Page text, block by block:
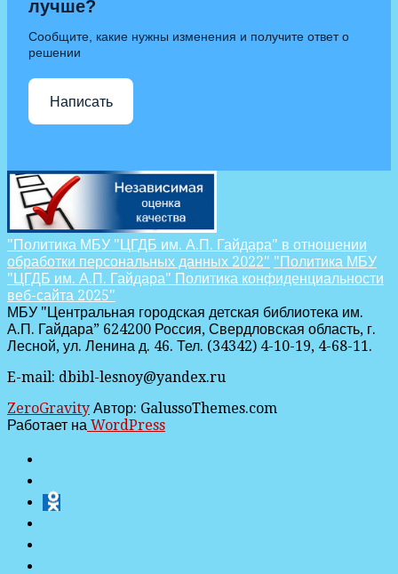
лучше?
Сообщите, какие нужны изменения и получите ответ о
решении
Написать
"Политика МБУ "ЦГДБ им. А.П. Гайдара" в отношении
обработки персональных данных 2022" "Политика МБУ
"ЦГДБ им. А.П. Гайдара" Политика конфиденциальности
веб-сайта 2025"
МБУ "Центральная городская детская библиотека им.
А.П. Гайдара” 624200 Россия, Свердловская область, г.
Лесной, ул. Ленина д. 46. Тел. (34342) 4-10-19, 4-68-11.
E-mail: dbibl-lesnoy@yandex.ru
ZeroGravity Автор: GalussoThemes.com
Работает на WordPress